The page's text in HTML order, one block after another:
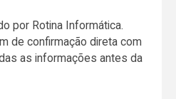
por Rotina Informática.
de confirmação direta com
as informações antes da